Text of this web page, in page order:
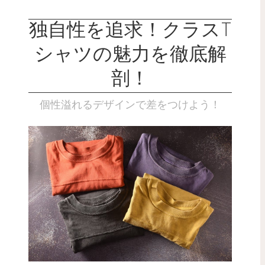
独自性を追求！クラスT
シャツの魅力を徹底解
剖！
個性溢れるデザインで差をつけよう！